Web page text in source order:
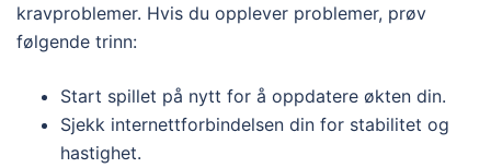
kravproblemer. Hvis du opplever problemer, prøv
følgende trinn:
Start spillet på nytt for å oppdatere økten din.
Sjekk internettforbindelsen din for stabilitet og
hastighet.